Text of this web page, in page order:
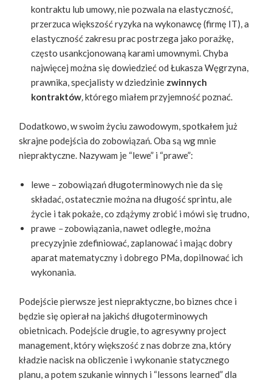
kontraktu lub umowy, nie pozwala na elastyczność,
przerzuca większość ryzyka na wykonawcę (firmę IT), a
elastyczność zakresu prac postrzega jako porażkę,
często usankcjonowaną karami umownymi. Chyba
najwięcej można się dowiedzieć od Łukasza Węgrzyna,
prawnika, specjalisty w dziedzinie ​ zwinnych
kontraktów,​ k​tórego miałem przyjemność poznać.
Dodatkowo, w swoim życiu zawodowym, spotkałem już
skrajne podejścia do zobowiązań. Oba są wg mnie
niepraktyczne. Nazywam je “lewe” i “prawe”:
lewe – ​zobowiązań długoterminowych nie da się
składać, ostatecznie można na długość sprintu, ale
życie i tak pokaże, co zdążymy zrobić i mówi się trudno,
prawe ​ –zobowiązania, nawet odległe, można
precyzyjnie zdefiniować, zaplanować i mając dobry
aparat matematyczny i dobrego PMa, dopilnować ich
wykonania.
Podejście pierwsze jest niepraktyczne, bo biznes chce i
będzie się opierał na jakichś długoterminowych
obietnicach. Podejście drugie, to agresywny project
management, który większość z nas dobrze zna, który
kładzie nacisk na obliczenie i wykonanie statycznego
planu, a potem szukanie winnych i “lessons learned” dla